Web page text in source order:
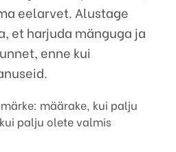
eelarvet. Alustage
et harjuda mänguga ja
enne kui
määrake, kui palju
palju olete valmis